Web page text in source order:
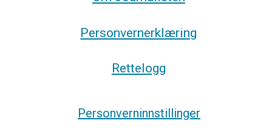
Personvernerklæring
Rettelogg
Personverninnstillinger